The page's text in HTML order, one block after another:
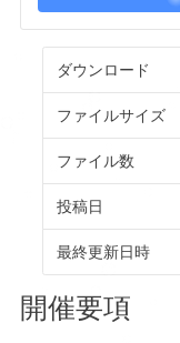
ダウンロード
ファイルサイズ
ファイル数
投稿日
最終更新日時
開催要項